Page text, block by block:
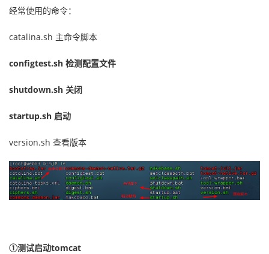
经常使用的命令：
catalina.sh 主命令脚本
configtest.sh 检测配置文件
shutdown.sh 关闭
startup.sh 启动
version.sh 查看版本
①测试启动tomcat